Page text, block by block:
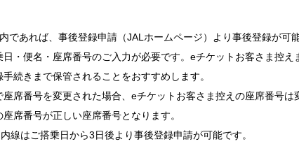
であれば、事後登録申請（JALホームページ）より事後登録が可能
・便名・座席番号のご入力が必要です。eチケットお客さま控
続きまで保管されることをおすすめします。
席番号を変更された場合、eチケットお客さま控えの座席番号
席番号が正しい座席番号となります。
線はご搭乗日から3日後より事後登録申請が可能です。